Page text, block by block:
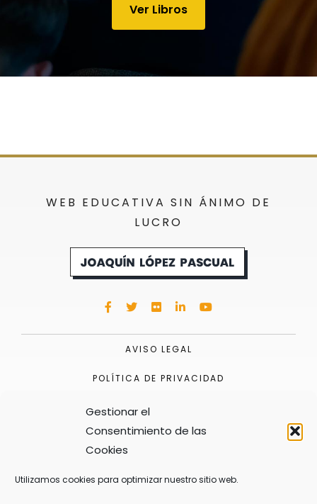
Gestionar el
Consentimiento de las
Cookies
Utilizamos cookies para optimizar nuestro sitio web.
Ver Libros
WEB EDUCATIVA SIN ÁNIMO DE
LUCRO
AVISO LEGAL
POLÍTICA DE PRIVACIDAD
POLÍTICA DE COOKIES
Esta obra está bajo unalicencia de Creative Commons